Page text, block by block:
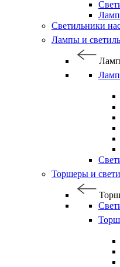
Светильники
Лампы и
Торшеры и